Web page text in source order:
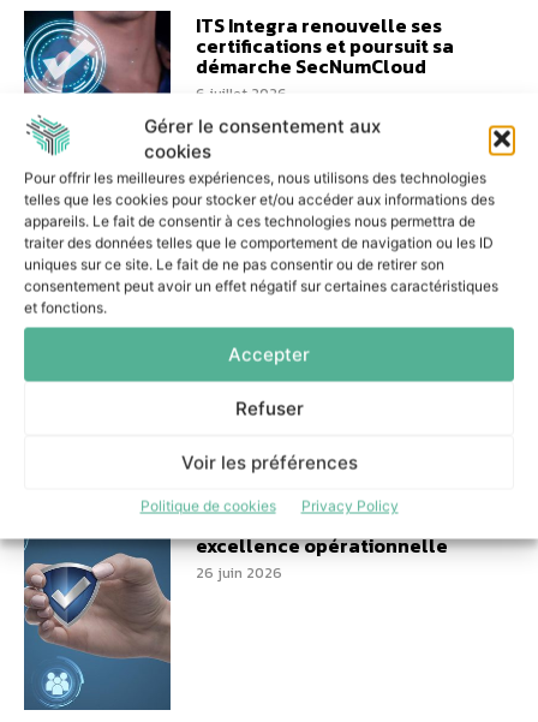
Gérer le consentement aux
cookies
Pour offrir les meilleures expériences, nous utilisons des technologies
telles que les cookies pour stocker et/ou accéder aux informations des
appareils. Le fait de consentir à ces technologies nous permettra de
traiter des données telles que le comportement de navigation ou les ID
uniques sur ce site. Le fait de ne pas consentir ou de retirer son
consentement peut avoir un effet négatif sur certaines caractéristiques
et fonctions.
Accepter
Refuser
Voir les préférences
Politique de cookies Privacy Policy
ITS Integra renouvelle ses
certifications et poursuit sa
démarche SecNumCloud
6 juillet 2026
Former autrement à la
cybersécurité grâce à un
parcours ancré dans
l’actualité
29 juin 2026
Double certification ISO :
Numeryx valorise son
excellence opérationnelle
26 juin 2026